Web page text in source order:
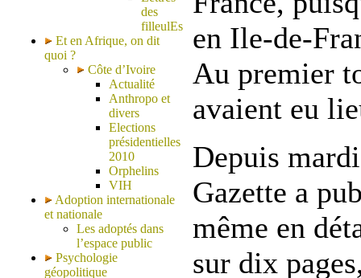
des
filleulEs
Et en Afrique, on dit
quoi ?
Côte d’Ivoire
Actualité
Anthropo et
divers
Elections
présidentielles
2010
Orphelins
VIH
Adoption internationale
et nationale
Les adoptés dans
l’espace public
Psychologie
géopolitique
en Ile-de-
Au premier
avaient eu
Depuis
Gazette a
même en
sur dix